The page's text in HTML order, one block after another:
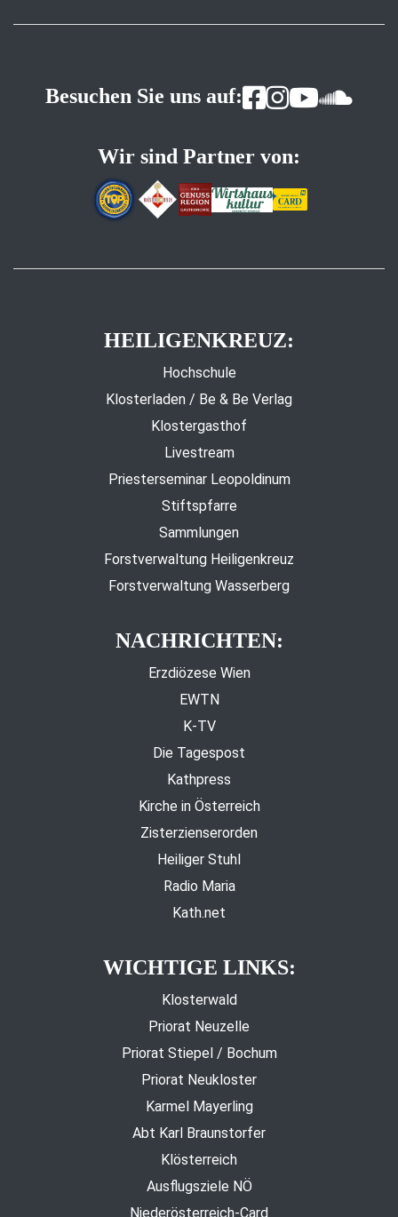
Besuchen Sie uns auf:
Wir sind Partner von:
HEILIGENKREUZ:
Hochschule
Klosterladen / Be & Be Verlag
Klostergasthof
Livestream
Priesterseminar Leopoldinum
Stiftspfarre
Sammlungen
Forstverwaltung Heiligenkreuz
Forstverwaltung Wasserberg
NACHRICHTEN:
Erzdiözese Wien
EWTN
K-TV
Die Tagespost
Kathpress
Kirche in Österreich
Zisterzienserorden
Heiliger Stuhl
Radio Maria
Kath.net
WICHTIGE LINKS:
Klosterwald
Priorat Neuzelle
Priorat Stiepel / Bochum
Priorat Neukloster
Karmel Mayerling
Abt Karl Braunstorfer
Klösterreich
Ausflugsziele NÖ
Niederösterreich-Card